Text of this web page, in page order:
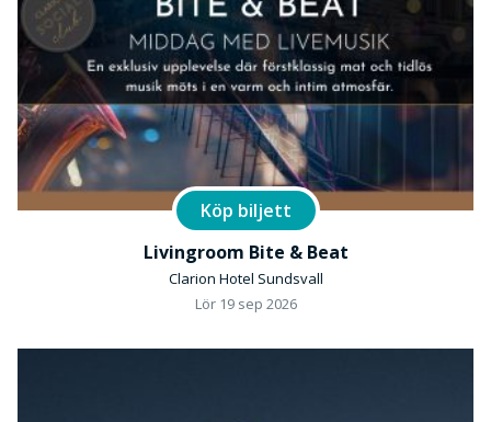
Köp biljett
Livingroom Bite & Beat
Clarion Hotel Sundsvall
Lör 19 sep 2026